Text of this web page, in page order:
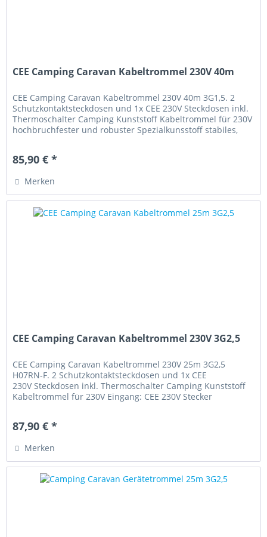
CEE Camping Caravan Kabeltrommel 230V 40m
CEE Camping Caravan Kabeltrommel 230V 40m 3G1,5. 2
Schutzkontaktsteckdosen und 1x CEE 230V Steckdosen inkl.
Thermoschalter Camping Kunststoff Kabeltrommel für 230V
hochbruchfester und robuster Spezialkunsstoff stabiles,
85,90 € *
Merken
CEE Camping Caravan Kabeltrommel 230V 3G2,5
CEE Camping Caravan Kabeltrommel 230V 25m 3G2,5
H07RN-F. 2 Schutzkontaktsteckdosen und 1x CEE
230V Steckdosen inkl. Thermoschalter Camping Kunststoff
Kabeltrommel für 230V Eingang: CEE 230V Stecker
87,90 € *
Merken